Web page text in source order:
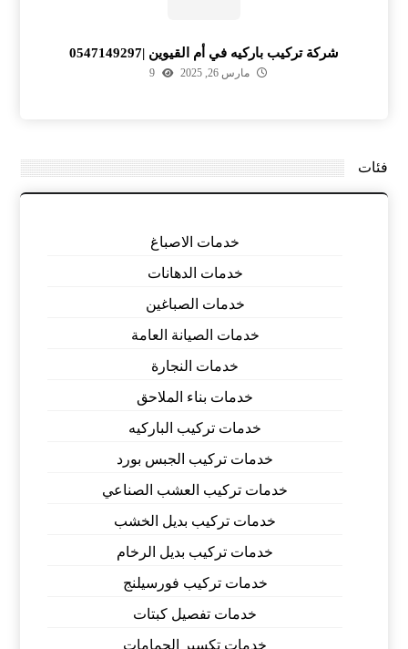
شركة تركيب باركيه في أم القيوين |0547149297
مارس 26, 2025 9
فئات
خدمات الاصباغ
خدمات الدهانات
خدمات الصباغين
خدمات الصيانة العامة
خدمات النجارة
خدمات بناء الملاحق
خدمات تركيب الباركيه
خدمات تركيب الجبس بورد
خدمات تركيب العشب الصناعي
خدمات تركيب بديل الخشب
خدمات تركيب بديل الرخام
خدمات تركيب فورسيلنج
خدمات تفصيل كبتات
خدمات تكسير الحمامات